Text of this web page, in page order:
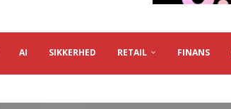
AI SIKKERHED RETAIL FINANS